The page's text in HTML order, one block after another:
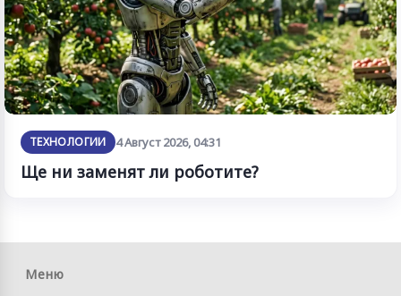
ТЕХНОЛОГИИ 4 Август 2026, 04:31
Ще ни заменят ли роботите?
Меню